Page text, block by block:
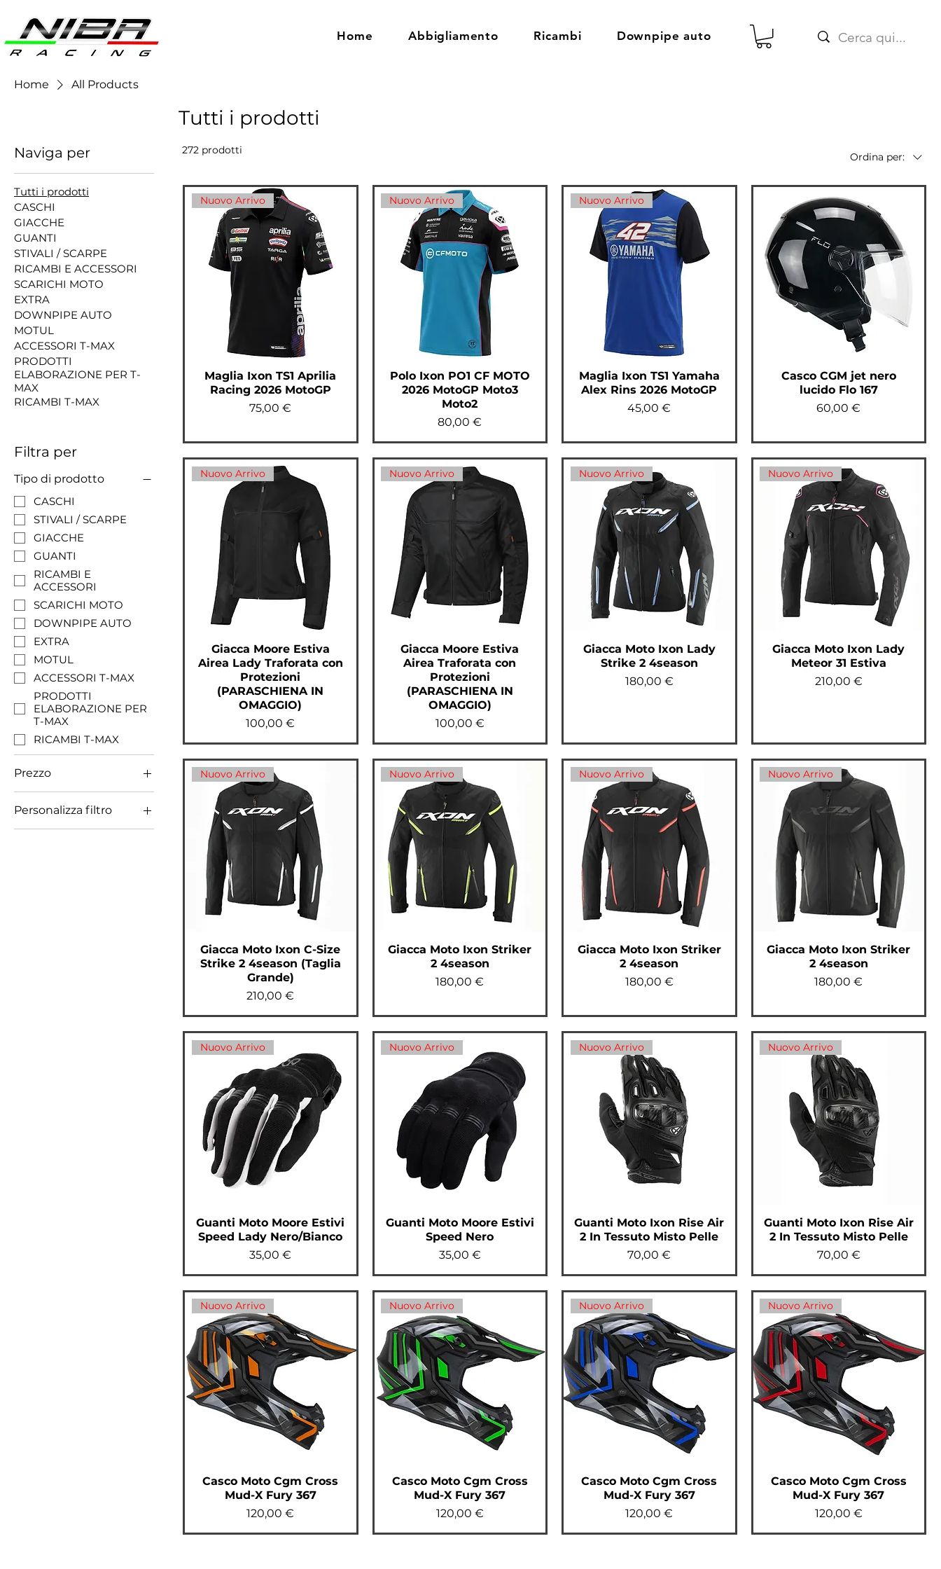
Home Abbigliamento Ricambi Downpipe auto
Home All Products
Tutti i prodotti
Naviga per
Tutti i prodotti
CASCHI
GIACCHE
GUANTI
STIVALI / SCARPE
RICAMBI E ACCESSORI
SCARICHI MOTO
EXTRA
DOWNPIPE AUTO
MOTUL
ACCESSORI T-MAX
PRODOTTI
ELABORAZIONE PER T-
MAX
RICAMBI T-MAX
Filtra per
Tipo di prodotto
CASCHI
STIVALI / SCARPE
GIACCHE
GUANTI
RICAMBI E
ACCESSORI
SCARICHI MOTO
DOWNPIPE AUTO
EXTRA
MOTUL
ACCESSORI T-MAX
PRODOTTI
ELABORAZIONE PER
T-MAX
RICAMBI T-MAX
Prezzo
0 € 590 €
Personalizza filtro
ACCESSORI T-MAX
272 prodotti
Ordina per:
Nuovo Arrivo
Maglia Ixon TS1 Aprilia
Racing 2026 MotoGP
Prezzo
75,00 €
Nuovo Arrivo
Polo Ixon PO1 CF MOTO
2026 MotoGP Moto3
Moto2
Prezzo
80,00 €
Nuovo Arrivo
Maglia Ixon TS1 Yamaha
Alex Rins 2026 MotoGP
Prezzo
45,00 €
Casco CGM jet nero
lucido Flo 167
Prezzo
60,00 €
Nuovo Arrivo
Giacca Moore Estiva
Airea Lady Traforata con
Protezioni
(PARASCHIENA IN
OMAGGIO)
Prezzo
100,00 €
Nuovo Arrivo
Giacca Moore Estiva
Airea Traforata con
Protezioni
(PARASCHIENA IN
OMAGGIO)
Prezzo
100,00 €
Nuovo Arrivo
Giacca Moto Ixon Lady
Strike 2 4season
Prezzo
180,00 €
Nuovo Arrivo
Giacca Moto Ixon Lady
Meteor 31 Estiva
Prezzo
210,00 €
Nuovo Arrivo
Giacca Moto Ixon C-Size
Strike 2 4season (Taglia
Grande)
Prezzo
210,00 €
Nuovo Arrivo
Giacca Moto Ixon Striker
2 4season
Prezzo
180,00 €
Nuovo Arrivo
Giacca Moto Ixon Striker
2 4season
Prezzo
180,00 €
Nuovo Arrivo
Giacca Moto Ixon Striker
2 4season
Prezzo
180,00 €
Nuovo Arrivo
Guanti Moto Moore Estivi
Speed Lady Nero/Bianco
Prezzo
35,00 €
Nuovo Arrivo
Guanti Moto Moore Estivi
Speed Nero
Prezzo
35,00 €
Nuovo Arrivo
Guanti Moto Ixon Rise Air
2 In Tessuto Misto Pelle
Prezzo
70,00 €
Nuovo Arrivo
Guanti Moto Ixon Rise Air
2 In Tessuto Misto Pelle
Prezzo
70,00 €
Nuovo Arrivo
Casco Moto Cgm Cross
Mud-X Fury 367
Prezzo
120,00 €
Nuovo Arrivo
Casco Moto Cgm Cross
Mud-X Fury 367
Prezzo
120,00 €
Nuovo Arrivo
Casco Moto Cgm Cross
Mud-X Fury 367
Prezzo
120,00 €
Nuovo Arrivo
Casco Moto Cgm Cross
Mud-X Fury 367
Prezzo
120,00 €